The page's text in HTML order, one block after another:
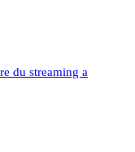
du streaming a